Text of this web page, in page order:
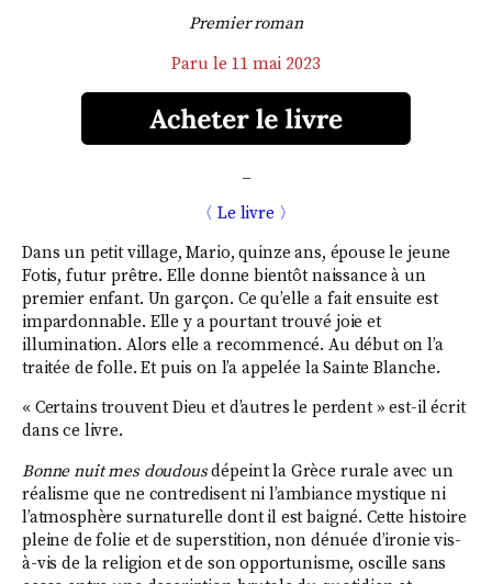
Premier roman
Paru le 11 mai 2023
_
〈 Le livre 〉
Dans un petit village, Mario, quinze ans, épouse le jeune
Fotis, futur prêtre. Elle donne bientôt naissance à un
premier enfant. Un garçon. Ce qu’elle a fait ensuite est
impardonnable. Elle y a pourtant trouvé joie et
illumination. Alors elle a recommencé. Au début on l’a
traitée de folle. Et puis on l’a appelée la Sainte Blanche.
« Certains trouvent Dieu et d’autres le perdent » est-il écrit
dans ce livre.
Bonne nuit mes doudousdépeint la Grèce rurale avec un
réalisme que ne contredisent ni l’ambiance mystique ni
l’atmosphère surnaturelle dont il est baigné. Cette histoire
pleine de folie et de superstition, non dénuée d’ironie vis-
à-vis de la religion et de son opportunisme, oscille sans